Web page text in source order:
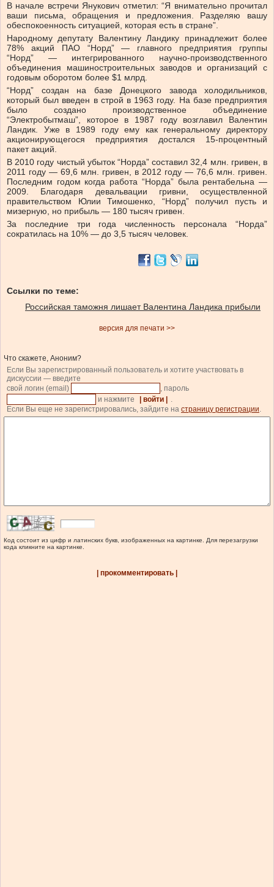
В начале встречи Янукович отметил: “Я внимательно прочитал
ваши письма, обращения и предложения. Разделяю вашу
обеспокоенность ситуацией, которая есть в стране”.
Народному депутату Валентину Ландику принадлежит более
78% акций ПАО “Норд” — главного предприятия группы
“Норд” — интегрированного научно-производственного
объединения машиностроительных заводов и организаций с
годовым оборотом более $1 млрд.
“Норд” создан на базе Донецкого завода холодильников,
который был введен в строй в 1963 году. На базе предприятия
было создано производственное объединение
“Электробытмаш”, которое в 1987 году возглавил Валентин
Ландик. Уже в 1989 году ему как генеральному директору
акционирующегося предприятия достался 15-процентный
пакет акций.
В 2010 году чистый убыток “Норда” составил 32,4 млн. гривен, в
2011 году — 69,6 млн. гривен, в 2012 году — 76,6 млн. гривен.
Последним годом когда работа “Норда” была рентабельна —
2009. Благодаря девальвации гривни, осуществленной
правительством Юлии Тимошенко, “Норд” получил пусть и
мизерную, но прибыль — 180 тысяч гривен.
За последние три года численность персонала “Норда”
сократилась на 10% — до 3,5 тысяч человек.
Ссылки по теме:
Российская таможня лишает Валентина Ландика прибыли
версия для печати >>
Что скажете, Аноним?
Если Вы зарегистрированный пользователь и хотите участвовать в
дискуссии — введите
свой логин (email)
, пароль
и нажмите
| войти |
.
Если Вы еще не зарегистрировались, зайдите на страницу регистрации.
Код состоит из цифр и латинских букв, изображенных на картинке. Для перезагрузки
кода кликните на картинке.
| прокомментировать |